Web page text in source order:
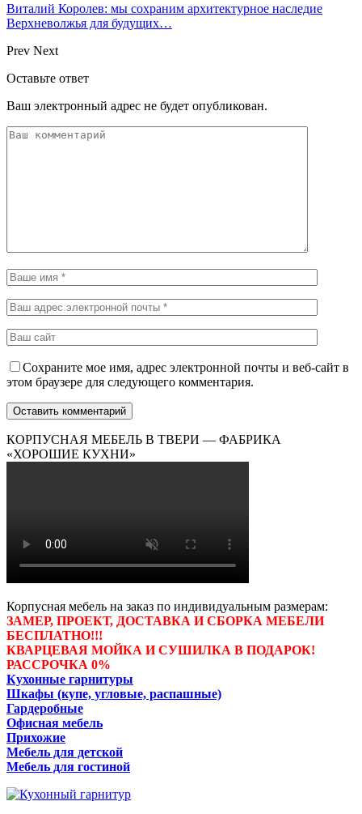
Виталий Королев: мы сохраним архитектурное наследие
Верхневолжья для будущих…
Prev Next
Оставьте ответ
Ваш электронный адрес не будет опубликован.
Сохраните мое имя, адрес электронной почты и веб-сайт в
этом браузере для следующего комментария.
КОРПУСНАЯ МЕБЕЛЬ В ТВЕРИ — ФАБРИКА
«ХОРОШИЕ КУХНИ»
Корпусная мебель на заказ по индивидуальным размерам:
ЗАМЕР, ПРОЕКТ, ДОСТАВКА И СБОРКА МЕБЕЛИ
БЕСПЛАТНО!!!
КВАРЦЕВАЯ МОЙКА И СУШИЛКА В ПОДАРОК!
РАССРОЧКА 0%
Кухонные гарнитуры
Шкафы (купе, угловые, распашные)
Гардеробные
Офисная мебель
Прихожие
Мебель для детской
Мебель для гостиной